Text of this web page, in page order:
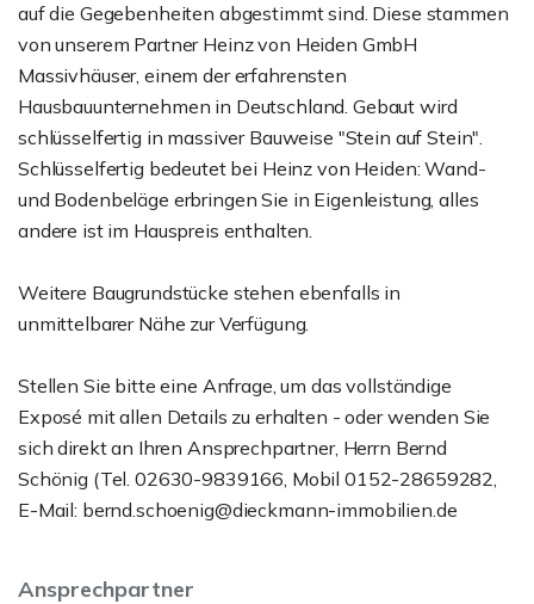
auf die Gegebenheiten abgestimmt sind. Diese stammen
von unserem Partner Heinz von Heiden GmbH
Massivhäuser, einem der erfahrensten
Hausbauunternehmen in Deutschland. Gebaut wird
schlüsselfertig in massiver Bauweise "Stein auf Stein".
Schlüsselfertig bedeutet bei Heinz von Heiden: Wand-
und Bodenbeläge erbringen Sie in Eigenleistung, alles
andere ist im Hauspreis enthalten.
Weitere Baugrundstücke stehen ebenfalls in
unmittelbarer Nähe zur Verfügung.
Stellen Sie bitte eine Anfrage, um das vollständige
Exposé mit allen Details zu erhalten - oder wenden Sie
sich direkt an Ihren Ansprechpartner, Herrn Bernd
Schönig (Tel. 02630-9839166, Mobil 0152-28659282,
E-Mail: bernd.schoenig@dieckmann-immobilien.de
Ansprechpartner